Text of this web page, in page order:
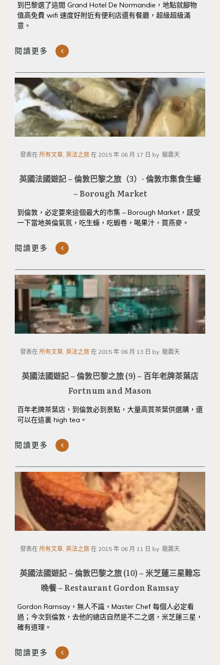
到巴黎選了這間 Grand Hotel De Normandie，地點就腳物
值高免費 wifi 速度好附近有便利店還有餐廳，超級超級滿
意。
閱讀更多
發表在 所有文章, 英法之旅 在 2015 年 06 月 17 日 by 龍震天
英國法國遊記 – 倫敦巴黎之旅（3）- 倫敦市集食生蠔
– Borough Market
到倫敦，必定要來這個最大的市集 – Borough Market，感受
一下當地英倫氣氛，吃生蠔，吃蝦卷，喝果汁，買燕麥。
閱讀更多
發表在 所有文章, 英法之旅 在 2015 年 06 月 13 日 by 龍震天
英國法國遊記 – 倫敦巴黎之旅 (9) – 百年老牌茶葉店
Fortnum and Mason
百年老牌茶葉店，到倫敦必到景點，大量高質茶葉供選購，還
可以在這裏 high tea。
閱讀更多
發表在 所有文章, 英法之旅 在 2015 年 06 月 11 日 by 龍震天
英國法國遊記 – 倫敦巴黎之旅 (10) – 米芝蓮三星難忘
晚餐 – Restaurant Gordon Ramsay
Gordon Ramsay，無人不識，Master Chef 每個人必定看
過；今次到倫敦，去他的總店自然是不二之選，米芝蓮三星，
確有道理。
閱讀更多